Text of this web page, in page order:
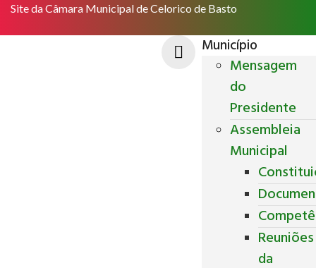
Site da Câmara Municipal de Celorico de Basto
Município
Mensagem
do
Presidente
Assembleia
Municipal
Reuniões
da